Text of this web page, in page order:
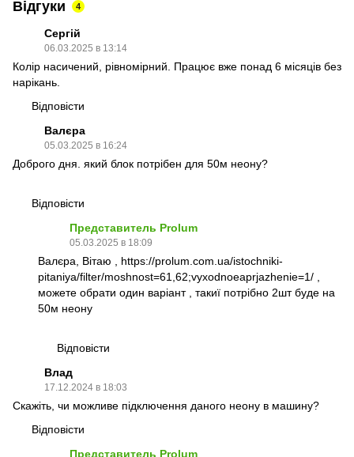
Відгуки 4
Сергій
06.03.2025 в 13:14
Колір насичений, рівномірний. Працює вже понад 6 місяців без
нарікань.
Відповісти
Валєра
05.03.2025 в 16:24
Доброго дня. який блок потрібен для 50м неону?
Відповісти
Представитель Prolum
05.03.2025 в 18:09
Валєра, Вітаю , https://prolum.com.ua/istochniki-
pitaniya/filter/moshnost=61,62;vyxodnoeaprjazhenie=1/
можете обрати один варіант , такиї потрібно 2шт буде на
50м неону
Відповісти
Влад
17.12.2024 в 18:03
Скажіть, чи можливе підключення даного неону в машину?
Відповісти
Представитель Prolum